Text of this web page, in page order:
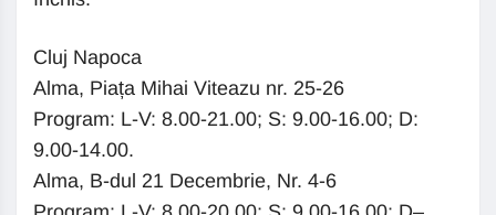
Cluj Napoca
Alma, Piața Mihai Viteazu nr. 25-26
Program: L-V: 8.00-21.00; S: 9.00-16.00; D:
9.00-14.00.
Alma, B-dul 21 Decembrie, Nr. 4-6